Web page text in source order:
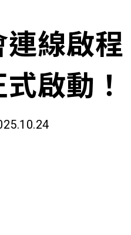
連線啟程
啟動！